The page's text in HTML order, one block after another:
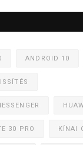
ANDROID 10
30 PRO KÍNAI